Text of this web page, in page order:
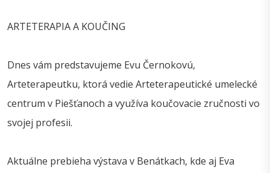
ARTETERAPIA A KOUČING
Dnes vám predstavujeme Evu Černokovú,
Arteterapeutku, ktorá vedie Arteterapeutické umelecké
centrum v Piešťanoch a využíva koučovacie zručnosti vo
svojej profesii.
Aktuálne prebieha výstava v Benátkach, kde aj Eva